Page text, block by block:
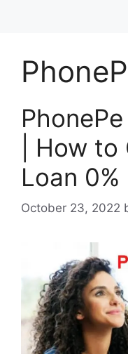
| How
Loan
October 23, 2022